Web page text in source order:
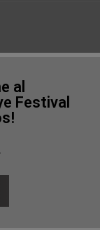
al
Festival